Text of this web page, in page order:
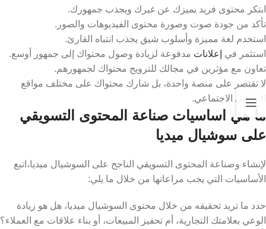
ابتكر محتوى فريد يميزك عن غيرك ويجذب جمهورك.
تأكد من جودة صوت وصورة محتوى الفيديوهات والصور.
استخدم لغة مميزة وأسلوب شيق يجذب انتباه القارئ.
استثمر في
إعلانات مدفوعة لزيادة وصول محتواك إلى جمهور أوسع.
تعاون مع مؤثرين في مجالك للترويج محتواك لجمهورهم.
لا تقتصر على منصة واحدة، بل شارك محتواك على مختلف مواقع
التواصل الاجتماعي.
ما هي اساسيات صناعة المحتوى التسويقي
على سوشيال ميديا
لإنشاء وصناعة المحتوى التسويقي الناجح على السوشيال ميديا،اتبع
الأساسيات التي يجب مراعاتها من خلال ما يلي:
حدد ما تريد تحقيقه من خلال محتوى السوشيال ميديا، هل هو زيادة
الوعي بعلامتك التجارية، أم تحفيز المبيعات، أو بناء علاقات مع العملاء؟